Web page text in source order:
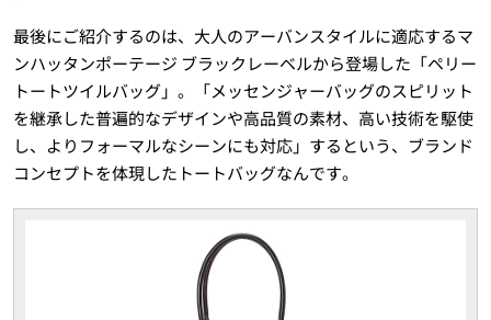
最後にご紹介するのは、大人のアーバンスタイルに適応するマ
ンハッタンポーテージ ブラックレーベルから登場した「ペリー
トートツイルバッグ」。「メッセンジャーバッグのスピリット
を継承した普遍的なデザインや高品質の素材、高い技術を駆使
し、よりフォーマルなシーンにも対応」するという、ブランド
コンセプトを体現したトートバッグなんです。